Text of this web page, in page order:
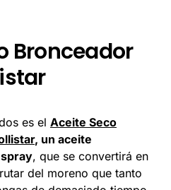
Bronceador
es el Aceite Seco
, un aceite
, que se convertirá en
del moreno que tanto